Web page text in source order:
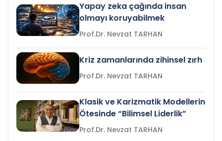
Yapay zeka çağında insan
olmayı koruyabilmek
Prof.Dr. Nevzat TARHAN
Kriz zamanlarında zihinsel zırh
Prof.Dr. Nevzat TARHAN
Klasik ve Karizmatik Modellerin
Ötesinde “Bilimsel Liderlik”
Prof.Dr. Nevzat TARHAN